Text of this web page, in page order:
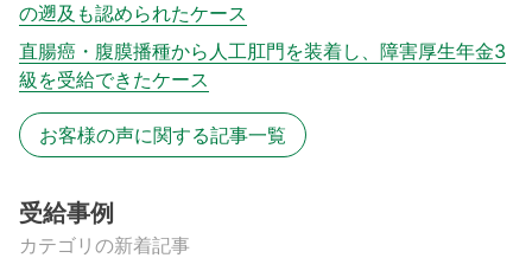
の遡及も認められたケース
直腸癌・腹膜播種から人工肛門を装着し、障害厚生年金3
級を受給できたケース
お客様の声に関する記事一覧
受給事例
カテゴリの新着記事